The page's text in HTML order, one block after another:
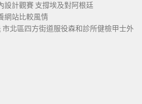
設計觀賽 支撐埃及對阿根廷
網站比較風情
市北區四方街道服役森和診所健檢甲士外